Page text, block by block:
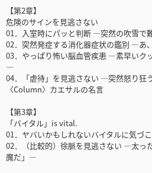
【第2章】
危険のサインを見逃さない
01．入室時にパッと判断 ―突然の吹雪で
02．突然発症する消化器症状の鑑別 ―あ
03．やっぱり怖い脳血管疾患 ―素早いク
―
04．「虐待」を見逃さない ―突然怒り狂
〈Column〉カエサルの名言
【第3章】
「バイタル」is vital.
01．ヤバいかもしれないバイタルに気づこ
02．（比較的）徐脈を見逃さない ―太っ
魔だ」―